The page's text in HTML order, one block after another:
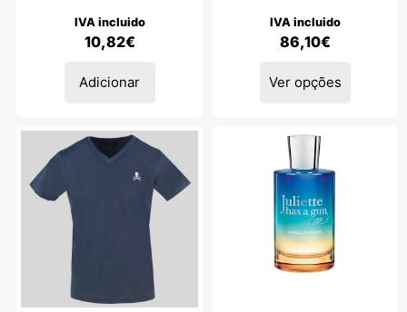
10,82€
IVA incluido
Adicionar
86,10€
IVA incluido
Ver opções